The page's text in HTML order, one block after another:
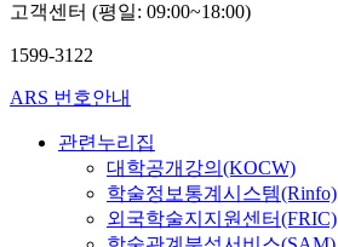
고객센터 (평일: 09:00~18:00)
1599-3122
ARS 번호안내
관련누리집
대학공개강의(KOCW)
학술정보통계시스템(Rinfo)
외국학술지지원센터(FRIC)